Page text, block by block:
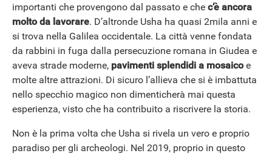
importanti che provengono dal passato e che c’è ancora
molto da lavorare. D’altronde Usha ha quasi 2mila anni e
si trova nella Galilea occidentale. La città venne fondata
da rabbini in fuga dalla persecuzione romana in Giudea e
aveva strade moderne, pavimenti splendidi a mosaicoe
molte altre attrazioni. Di sicuro l’allieva che si è imbattuta
nello specchio magico non dimenticherà mai questa
esperienza, visto che ha contribuito a riscrivere la storia.
Non è la prima volta che Usha si rivela un vero e proprio
paradiso per gli archeologi. Nel 2019, proprio in questo